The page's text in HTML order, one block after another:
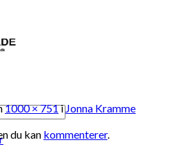
1000 × 751iJonna Kramme
du kan kommenterer.